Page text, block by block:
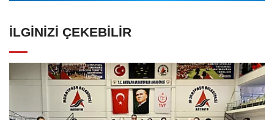
İLGINIZI ÇEKEBILIR